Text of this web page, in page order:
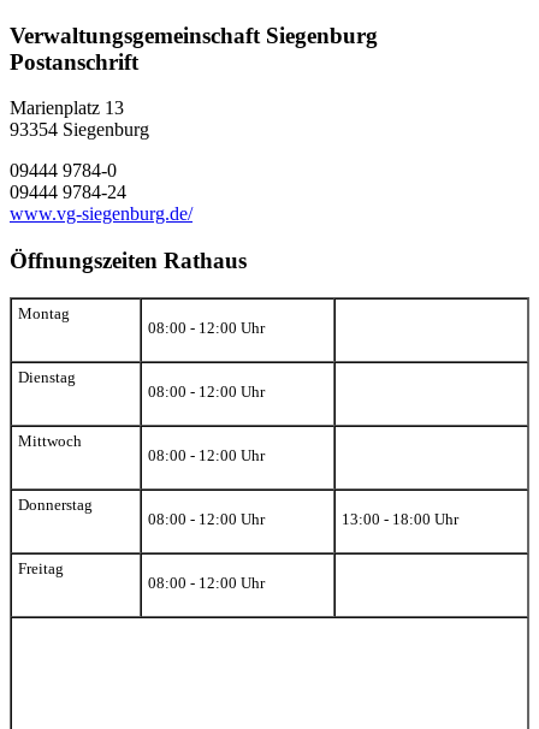
Verwaltungsgemeinschaft Siegenburg
Postanschrift
Marienplatz 13
93354 Siegenburg
09444 9784-0
09444 9784-24
www.vg-siegenburg.de/
Öffnungszeiten Rathaus
Montag
08:00 - 12:00 Uhr
Dienstag
08:00 - 12:00 Uhr
Mittwoch
08:00 - 12:00 Uhr
Donnerstag
08:00 - 12:00 Uhr
13:00 - 18:00 Uhr
Freitag
08:00 - 12:00 Uhr